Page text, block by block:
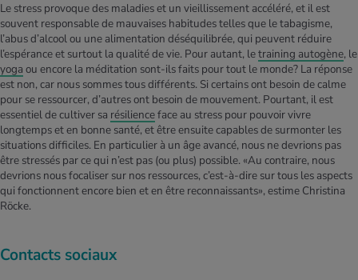
Le stress provoque des maladies et un vieillissement accéléré, et il est
souvent responsable de mauvaises habitudes telles que le tabagisme,
l’abus d’alcool ou une alimentation déséquilibrée, qui peuvent réduire
l’espérance et surtout la qualité de vie. Pour autant, letraining autogène, le
yoga ou encore la méditation sont-ils faits pour tout le monde? La réponse
est non, car nous sommes tous différents. Si certains ont besoin de calme
pour se ressourcer, d’autres ont besoin de mouvement. Pourtant, il est
essentiel de cultiver sa résilienceface au stress pour pouvoir vivre
longtemps et en bonne santé, et être ensuite capables de surmonter les
situations difficiles. En particulier à un âge avancé, nous ne devrions pas
être stressés par ce qui n’est pas (ou plus) possible. «Au contraire, nous
devrions nous focaliser sur nos ressources, c’est-à-dire sur tous les aspects
qui fonctionnent encore bien et en être reconnaissants», estime Christina
Röcke.
Contacts sociaux